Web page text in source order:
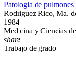
Patologia de
Rodriguez Rico, Ma.
1984
Medicina y Ciencias
share
Trabajo de grado